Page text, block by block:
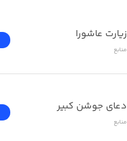
زیارت عاشورا
منابع
دعای جوشن کبیر
منابع